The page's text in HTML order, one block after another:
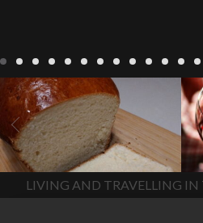
Recepten Wonen
baken in
Frankrijk bakken in de
Vendee
brood bakken
brood met gist gist brood
het beste brood hoe moet
ik brood bakken is melk
brood gezond is melkbrood
gezond mama's brood melk
brood melk brood en
In The Vendee